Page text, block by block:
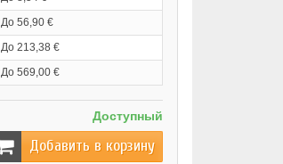
До 56,90 €
До 213,38 €
До 569,00 €
Доступный
Добавить в корзину